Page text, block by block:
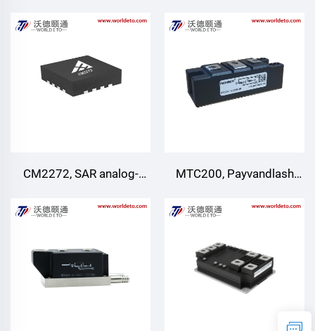
modullari, AC/DC Elektr
sovutish Turli
to'g'rilovchilar PWM
CM2272, SAR analog-
MTC200, Payvandlash
moduli, Havo bilan
600V~1800V AC/DC
Elektr dvigatellar uchun
invertor uchun DC manba